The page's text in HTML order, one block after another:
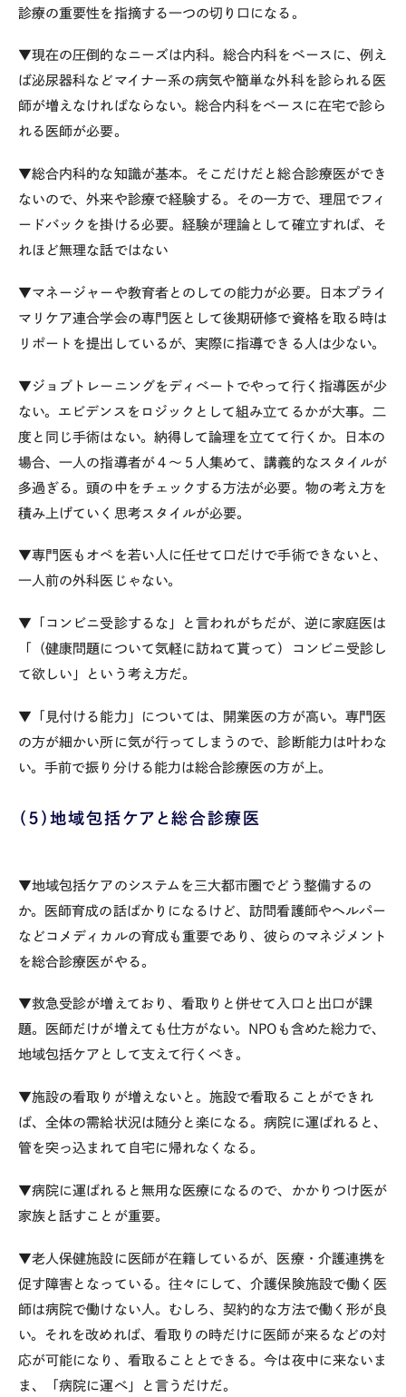
診療の重要性を指摘する一つの切り口になる。
▼現在の圧倒的なニーズは内科。総合内科をベースに、例え
ば泌尿器科などマイナー系の病気や簡単な外科を診られる医
師が増えなければならない。総合内科をベースに在宅で診ら
れる医師が必要。
▼総合内科的な知識が基本。そこだけだと総合診療医ができ
ないので、外来や診療で経験する。その一方で、理屈でフィ
ードバックを掛ける必要。経験が理論として確立すれば、そ
れほど無理な話ではない
▼マネージャーや教育者とのしての能力が必要。日本プライ
マリケア連合学会の専門医として後期研修で資格を取る時は
リポートを提出しているが、実際に指導できる人は少ない。
▼ジョブトレーニングをディベートでやって行く指導医が少
ない。エビデンスをロジックとして組み立てるかが大事。二
度と同じ手術はない。納得して論理を立てて行くか。日本の
場合、一人の指導者が４～５人集めて、講義的なスタイルが
多過ぎる。頭の中をチェックする方法が必要。物の考え方を
積み上げていく思考スタイルが必要。
▼専門医もオペを若い人に任せて口だけで手術できないと、
一人前の外科医じゃない。
▼「コンビニ受診するな」と言われがちだが、逆に家庭医は
「（健康問題について気軽に訪ねて貰って）コンビニ受診し
て欲しい」という考え方だ。
▼「見付ける能力」については、開業医の方が高い。専門医
の方が細かい所に気が行ってしまうので、診断能力は叶わな
い。手前で振り分ける能力は総合診療医の方が上。
（５）地域包括ケアと総合診療医
▼地域包括ケアのシステムを三大都市圏でどう整備するの
か。医師育成の話ばかりになるけど、訪問看護師やヘルパー
などコメディカルの育成も重要であり、彼らのマネジメント
を総合診療医がやる。
▼救急受診が増えており、看取りと併せて入口と出口が課
題。医師だけが増えても仕方がない。NPOも含めた総力で、
地域包括ケアとして支えて行くべき。
▼施設の看取りが増えないと。施設で看取ることができれ
ば、全体の需給状況は随分と楽になる。病院に運ばれると、
管を突っ込まれて自宅に帰れなくなる。
▼病院に運ばれると無用な医療になるので、かかりつけ医が
家族と話すことが重要。
▼老人保健施設に医師が在籍しているが、医療・介護連携を
促す障害となっている。往々にして、介護保険施設で働く医
師は病院で働けない人。むしろ、契約的な方法で働く形が良
い。それを改めれば、看取りの時だけに医師が来るなどの対
応が可能になり、看取ることとできる。今は夜中に来ないま
ま、「病院に運べ」と言うだけだ。